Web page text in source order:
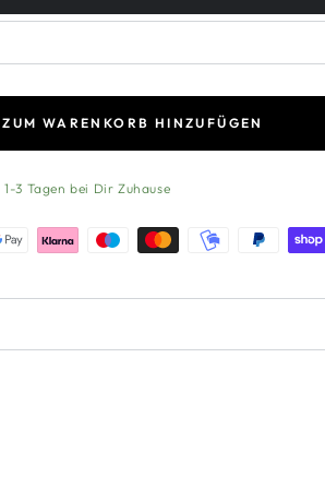
ZUM WARENKORB HINZUFÜGEN
1-3 Tagen bei Dir Zuhause